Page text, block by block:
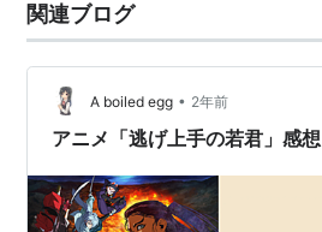
関連ブログ
A boiled egg • 2年前
アニメ「逃げ上手の若君」感想